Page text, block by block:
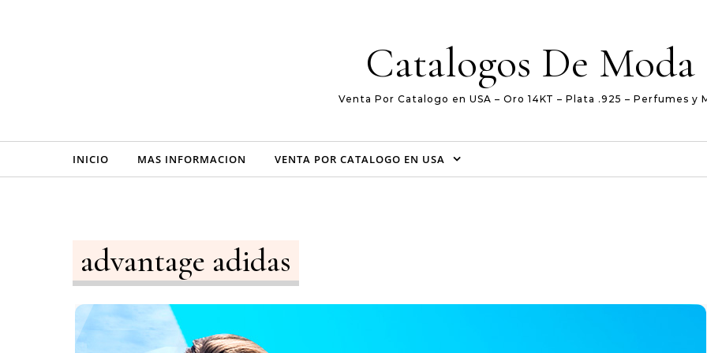
Catalogos De Moda
Venta Por Catalogo en USA – Oro 14KT – Plata .925 – Perfumes y
INICIO MAS INFORMACION VENTA POR CATALOGO EN USA
advantage adidas